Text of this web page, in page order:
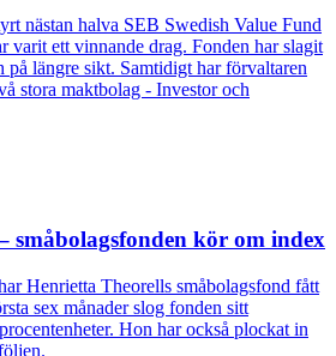
nästan halva SEB Swedish Value Fund
varit ett vinnande drag. Fonden har slagit
längre sikt. Samtidigt har förvaltaren
stora maktbolag - Investor och
småbolagsfonden kör om index
Henrietta Theorells småbolagsfond fått
sex månader slog fonden sitt
Hon har också plockat in